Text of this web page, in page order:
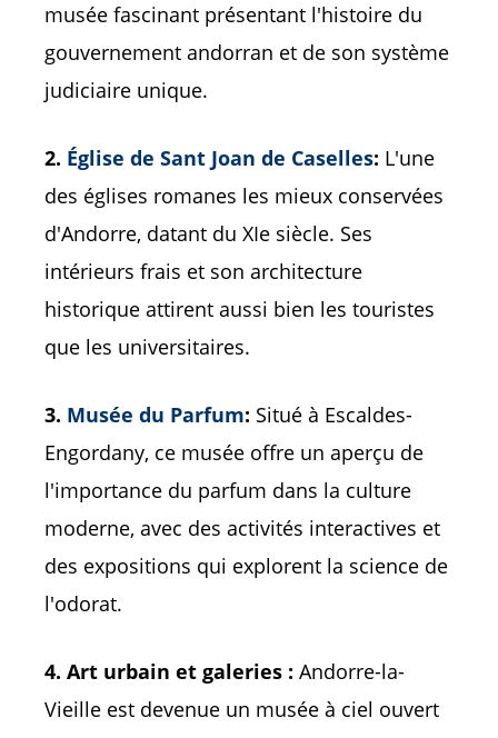
musée fascinant présentant l'histoire du
gouvernement andorran et de son système
judiciaire unique.
2. Église de Sant Joan de Caselles: L'une
des églises romanes les mieux conservées
d'Andorre, datant du XIe siècle. Ses
intérieurs frais et son architecture
historique attirent aussi bien les touristes
que les universitaires.
3. Musée du Parfum: Situé à Escaldes-
Engordany, ce musée offre un aperçu de
l'importance du parfum dans la culture
moderne, avec des activités interactives et
des expositions qui explorent la science de
l'odorat.
4. Art urbain et galeries : Andorre-la-
Vieille est devenue un musée à ciel ouvert